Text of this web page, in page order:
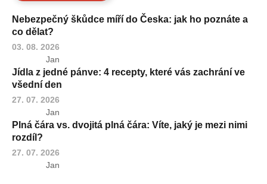
Nebezpečný škůdce míří do Česka: jak ho poznáte a
co dělat?
03. 08. 2026
Jan
Jídla z jedné pánve: 4 recepty, které vás zachrání ve
všední den
27. 07. 2026
Jan
Plná čára vs. dvojitá plná čára: Víte, jaký je mezi nimi
rozdíl?
27. 07. 2026
Jan